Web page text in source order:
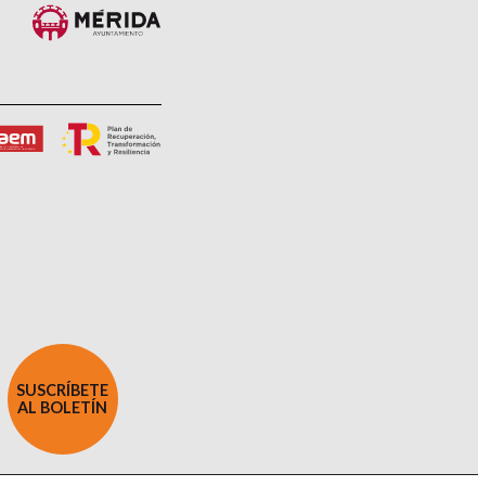
SUSCRÍBETE
AL BOLETÍN